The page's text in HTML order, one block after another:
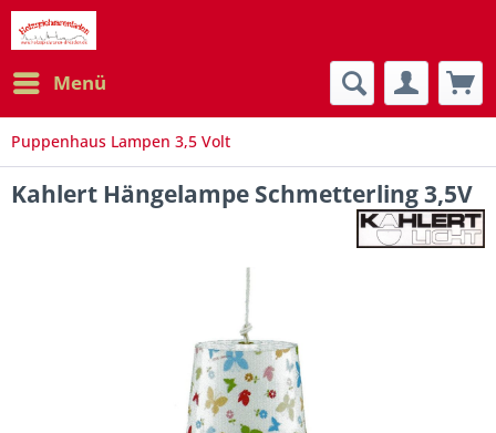
Menü
Puppenhaus Lampen 3,5 Volt
Kahlert Hängelampe Schmetterling 3,5V